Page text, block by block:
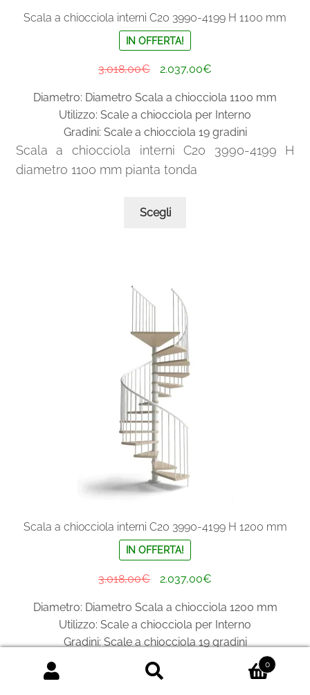
Scala a chiocciola interni C20 3990-4199 H 1100 mm
IN OFFERTA!
3.018,00€
originale
era:
3.018,00€.
2.037,00€Il
attuale
è:
2.037,00€.
Diametro: Diametro Scala a chiocciola 1100 mm
Utilizzo: Scale a chiocciola per Interno
Gradini: Scale a chiocciola 19 gradini
Scala a chiocciola interni C20 3990-4199 H
diametro 1100 mm pianta tonda
Scegli
opzioni
possono
essere
scelte
nella
prodotto
Scala a chiocciola interni C20 3990-4199 H 1200 mm
IN OFFERTA!
3.018,00€
originale
era:
3.018,00€.
2.037,00€Il
attuale
è:
2.037,00€.
Diametro: Diametro Scala a chiocciola 1200 mm
Utilizzo: Scale a chiocciola per Interno
Gradini: Scale a chiocciola 19 gradini
Scala a chiocciola interni C20 3990-4199 H
diametro 1200 mm pianta tonda
0